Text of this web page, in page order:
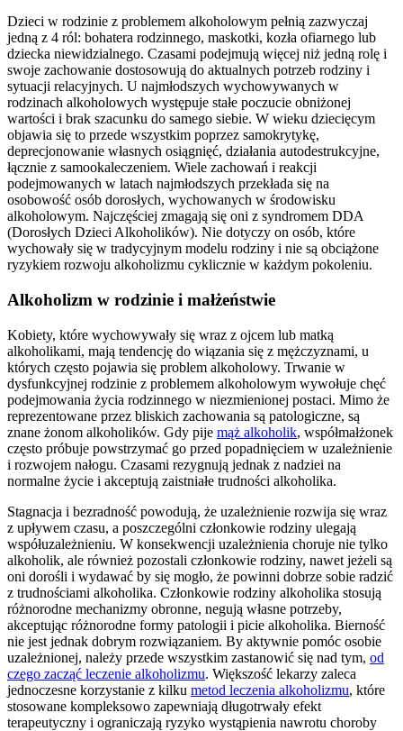
Dzieci w rodzinie z problemem alkoholowym pełnią zazwyczaj
jedną z 4 ról: bohatera rodzinnego, maskotki, kozła ofiarnego lub
dziecka niewidzialnego. Czasami podejmują więcej niż jedną rolę i
swoje zachowanie dostosowują do aktualnych potrzeb rodziny i
sytuacji relacyjnych. U najmłodszych wychowywanych w
rodzinach alkoholowych występuje stałe poczucie obniżonej
wartości i brak szacunku do samego siebie. W wieku dziecięcym
objawia się to przede wszystkim poprzez samokrytykę,
deprecjonowanie własnych osiągnięć, działania autodestrukcyjne,
łącznie z samookaleczeniem. Wiele zachowań i reakcji
podejmowanych w latach najmłodszych przekłada się na
osobowość osób dorosłych, wychowanych w środowisku
alkoholowym. Najczęściej zmagają się oni z syndromem DDA
(Dorosłych Dzieci Alkoholików). Nie dotyczy on osób, które
wychowały się w tradycyjnym modelu rodziny i nie są obciążone
ryzykiem rozwoju alkoholizmu cyklicznie w każdym pokoleniu.
Alkoholizm w rodzinie i małżeństwie
Kobiety, które wychowywały się wraz z ojcem lub matką
alkoholikami, mają tendencję do wiązania się z mężczyznami, u
których często pojawia się problem alkoholowy. Trwanie w
dysfunkcyjnej rodzinie z problemem alkoholowym wywołuje chęć
podejmowania życia rodzinnego w niezmienionej postaci. Mimo że
reprezentowane przez bliskich zachowania są patologiczne, są
znane żonom alkoholików. Gdy pije mąż alkoholik, współmałżonek
często próbuje powstrzymać go przed popadnięciem w uzależnienie
i rozwojem nałogu. Czasami rezygnują jednak z nadziei na
normalne życie i akceptują zaistniałe trudności alkoholika.
Stagnacja i bezradność powodują, że uzależnienie rozwija się wraz
z upływem czasu, a poszczególni członkowie rodziny ulegają
współuzależnieniu. W konsekwencji uzależnienia choruje nie tylko
alkoholik, ale również pozostali członkowie rodziny, nawet jeżeli są
oni dorośli i wydawać by się mogło, że powinni dobrze sobie radzić
z trudnościami alkoholika. Członkowie rodziny alkoholika stosują
różnorodne mechanizmy obronne, negują własne potrzeby,
akceptując różnorodne formy patologii i picie alkoholika. Bierność
nie jest jednak dobrym rozwiązaniem. By aktywnie pomóc osobie
uzależnionej, należy przede wszystkim zastanowić się nad tym, od
czego zacząć leczenie alkoholizmu. Większość lekarzy zaleca
jednoczesne korzystanie z kilku metod leczenia alkoholizmu, które
stosowane kompleksowo zapewniają długotrwały efekt
terapeutyczny i ograniczają ryzyko wystąpienia nawrotu choroby